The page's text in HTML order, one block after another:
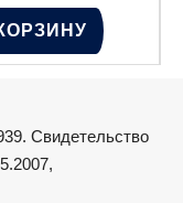
Свидетельство